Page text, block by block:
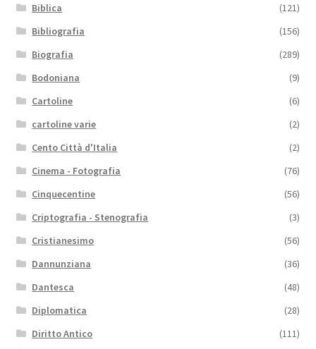
Biblica
(121)
Bibliografia
(156)
Biografia
(289)
Bodoniana
(9)
Cartoline
(6)
cartoline varie
(2)
Cento Città d'Italia
(2)
Cinema - Fotografia
(76)
Cinquecentine
(56)
Criptografia - Stenografia
(3)
Cristianesimo
(56)
Dannunziana
(36)
Dantesca
(48)
Diplomatica
(28)
Diritto Antico
(111)